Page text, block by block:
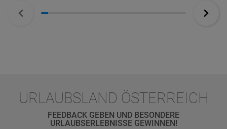
URLAUBSLAND ÖSTERREICH
FEEDBACK GEBEN UND BESONDERE
URLAUBSERLEBNISSE GEWINNEN!